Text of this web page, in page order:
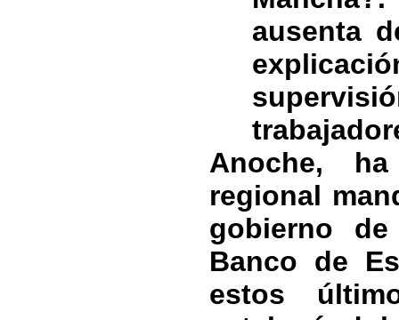
ausenta
Anoche,
regional
gobierno
Banco de
estos